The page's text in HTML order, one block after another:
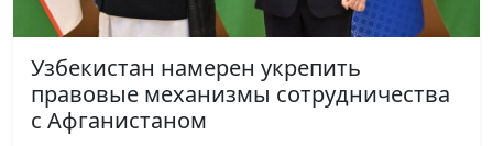
Узбекистан намерен укрепить
правовые механизмы сотрудничества
с Афганистаном